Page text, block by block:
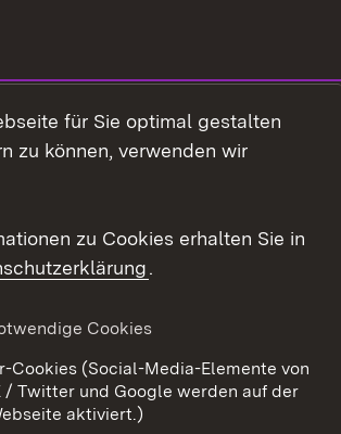
Datenschutz
Cookies
für Sie optimal gestalten
zu können, verwenden wir
zu Cookies erhalten Sie in
.
Cookies
Cookies (Social-Media-Elemente von
/ Twitter und Google werden auf der
aktiviert.)